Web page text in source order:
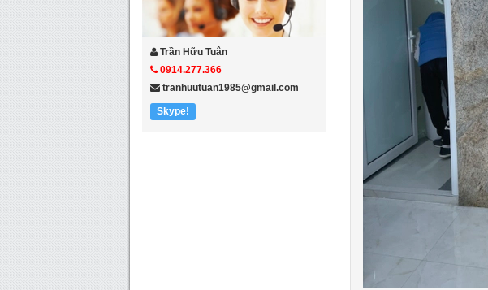
Trần Hữu Tuân
0914.277.366
tranhuutuan1985@gmail.com
Skype!